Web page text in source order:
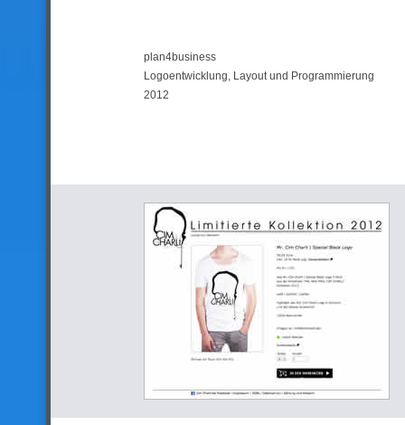
plan4business
Logoentwicklung, Layout und Programmierung
2012